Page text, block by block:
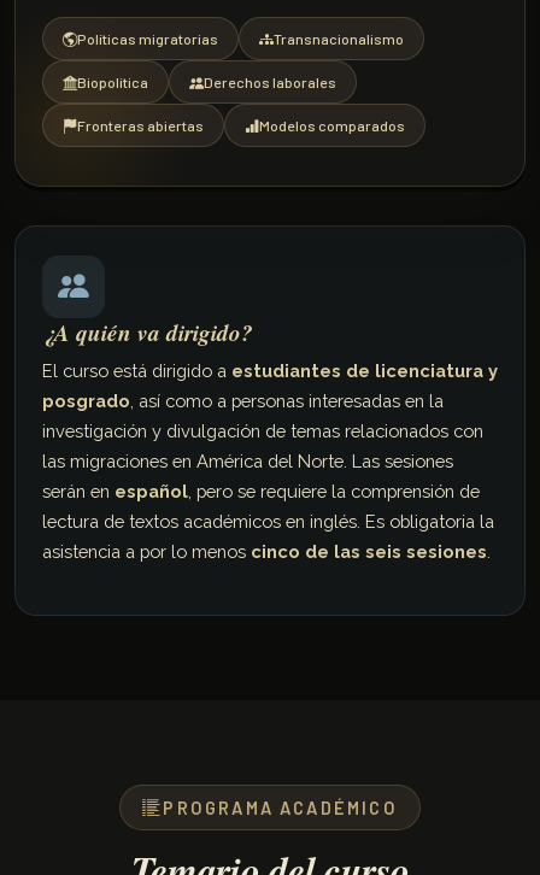
Políticas migratorias Transnacionalismo
Biopolítica Derechos laborales
Fronteras abiertas Modelos comparados
¿A quién va dirigido?
El curso está dirigido a estudiantes de licenciatura y
posgrado , así como a personas interesadas en la
investigación y divulgación de temas relacionados con
las migraciones en América del Norte. Las sesiones
serán en español , pero se requiere la comprensión de
lectura de textos académicos en inglés. Es obligatoria la
asistencia a por lo menos cinco de las seis sesiones
PROGRAMA ACADÉMICO